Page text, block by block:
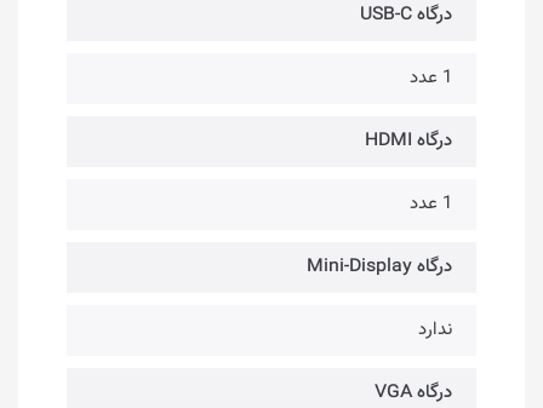
درگاه USB-C
1 عدد
درگاه HDMI
1 عدد
درگاه Mini-Display
ندارد
درگاه VGA